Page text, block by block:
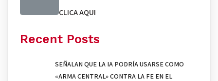
CLICA AQUI
Recent Posts
SEÑALAN QUE LA IA PODRÍA USARSE COMO
«ARMA CENTRAL» CONTRA LA FE EN EL